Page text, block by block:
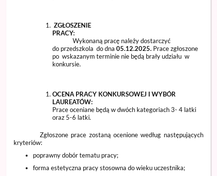
ZGŁOSZENIE
Wykonaną pracę należy dostarczyć
do przedszkola do dna05.12.2025. Prace zgłoszone
po wskazanym terminie nie będą brały udziału w
konkursie.
OCENA PRACY KONKURSOWEJ I WYBÓR
Prace oceniane będą w dwóch kategoriach 3- 4 latki
oraz 5-6 latki.
Zgłoszone prace zostaną ocenione według następujących
kryteriów:
poprawny dobór tematu pracy;
forma estetyczna pracy stosowna do wieku uczestnika;